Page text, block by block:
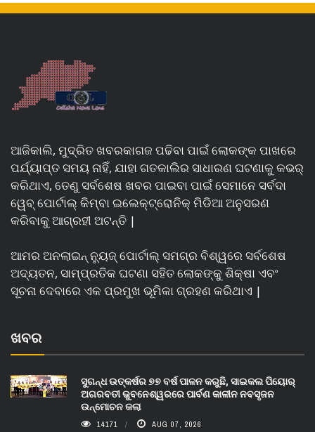
ଆଜିକାଲି, ମୁଦ୍ରିତ ଖବରକାଗଜ ପଢିବା ପାଇଁ ଲୋକଙ୍କ ପାଖରେ
ପର୍ଯ୍ୟାପ୍ତ ସମୟ ନାହିଁ, ଯାହା ଗତକାଲିର ସାଧାରଣ ଘଟଣାକୁ କଭର୍
କରିଥାଏ, ତେଣୁ ସର୍ବଶେଷ ଖବର ପାଇବା ପାଇଁ ସେମାନେ ସର୍ବଦା
ୱେବ୍ ପୋର୍ଟାଲ୍ କିମ୍ବା ଇଲେକ୍ଟ୍ରୋନିକ୍ ମିଡିଆ ଅନୁସରଣ
କରିବାକୁ ଆଗ୍ରହୀ ଅଟନ୍ତି |
ଆମର ଅନଲାଇନ୍ ନ୍ୟୁଜ୍ ପୋର୍ଟାଲ୍ ସମଗ୍ର ବିଶ୍ୱରେ ସର୍ବଶେଷ
ଅଦ୍ୟତନ, ସାମ୍ପ୍ରତିକ ଘଟଣା ସହିତ ଲୋକଙ୍କୁ ଶିକ୍ଷା ଏବଂ
ସୂଚନା ଦେବାରେ ଏକ ପ୍ରମୁଖ ଭୂମିକା ଗ୍ରହଣ କରିଥାଏ |
ଖବର
ସୁଗନ୍ଧ ଉତ୍କର୍ଷର ୭୭ ବର୍ଷ ପାଳନ କରୁଛି, ସାଇକଲ ପିୟୋର୍‌
ଅଗରବତୀ ଭୁବନେଶ୍ୱରରେ ପାର୍ବଣ କାଳୀନ ନବସୃଜନ
ଉନ୍ମୋଚନ କଲା
14171 AUG 07, 2026